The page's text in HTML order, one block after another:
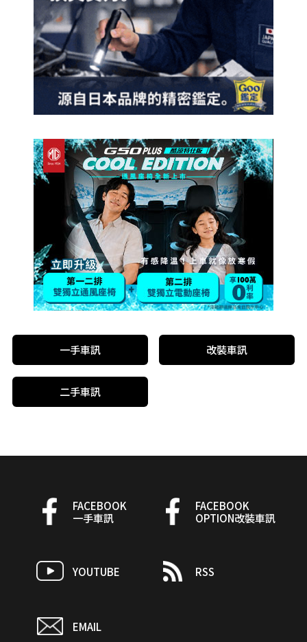
一手車訊 改裝車訊
二手車訊
FACEBOOK
一手車訊
FACEBOOK
OPTION改裝車訊
YOUTUBE RSS
EMAIL